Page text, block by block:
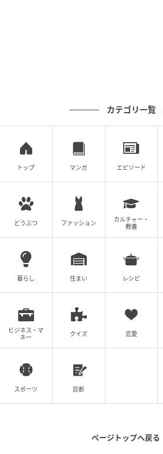
カテゴリ一覧
トップ マンガ エピソード
どうぶつ ファッション
カルチャー・
教養
暮らし 住まい レシピ
ビジネス・マ
ネー
クイズ 恋愛
スポーツ 診断
ページトップへ戻る